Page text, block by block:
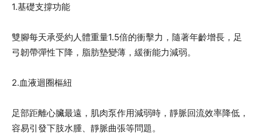
1.基礎支撐功能
雙腳每天承受約人體重量1.5倍的衝擊力，隨著年齡增長，足
弓韌帶彈性下降，脂肪墊變薄，緩衝能力減弱。
2.血液迴圈樞紐
足部距離心臟最遠，肌肉泵作用減弱時，靜脈回流效率降低，
容易引發下肢水腫、靜脈曲張等問題。